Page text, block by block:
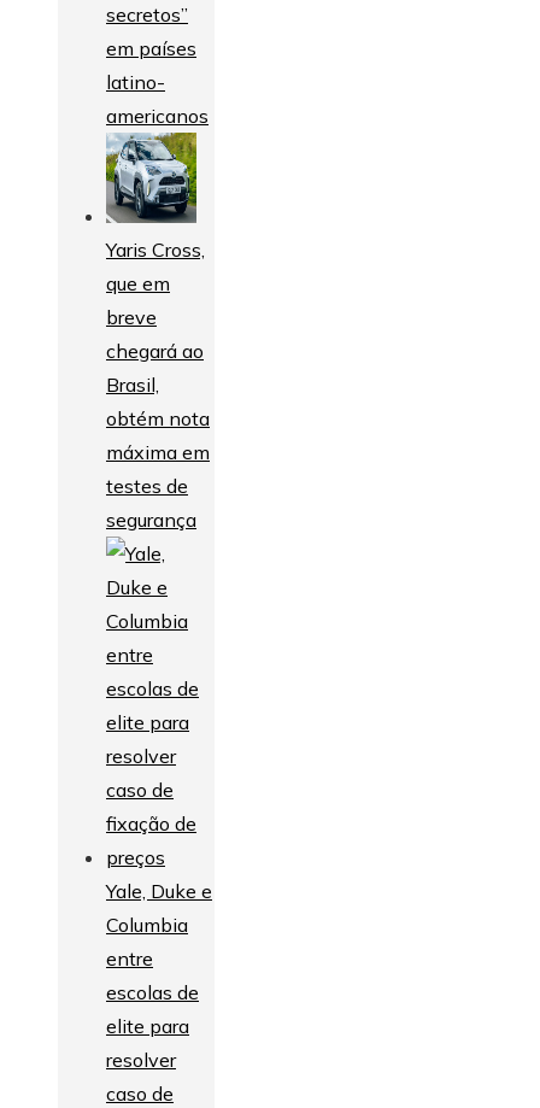
secretos”
em países
latino-
americanos
Yaris Cross,
que em
breve
chegará ao
Brasil,
obtém nota
máxima em
testes de
segurança
Yale, Duke e
Columbia
entre
escolas de
elite para
resolver
caso de